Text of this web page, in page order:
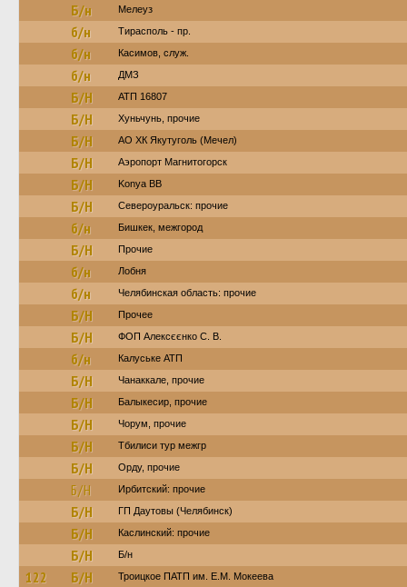
Б/н Мелеуз
б/н Тирасполь - пр.
б/н Касимов, служ.
б/н ДМЗ
Б/Н АТП 16807
Б/Н Хуньчунь, прочие
Б/Н АО ХК Якутуголь (Мечел)
Б/Н Аэропорт Магнитогорск
Б/Н Konya BB
Б/Н Североуральск: прочие
б/н Бишкек, межгород
Б/Н Прочие
б/н Лобня
б/н Челябинская область: прочие
Б/Н Прочее
Б/Н ФОП Алексєєнко С. В.
б/н Калуське АТП
Б/Н Чанаккале, прочие
Б/Н Балыкесир, прочие
Б/Н Чорум, прочие
Б/Н Тбилиси тур межгр
Б/Н Орду, прочие
Б/Н Ирбитский: прочие
Б/Н ГП Даутовы (Челябинск)
Б/Н Каслинский: прочие
Б/Н Б/н
122 Б/Н Троицкое ПАТП им. Е.М. Мокеева